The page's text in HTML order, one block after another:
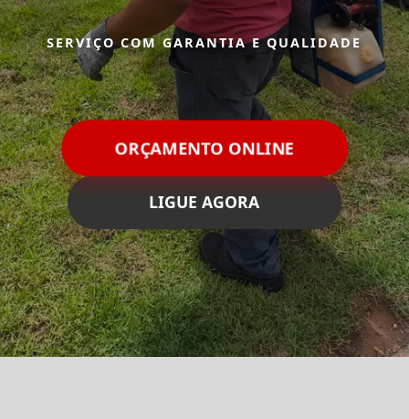
SERVIÇO COM GARANTIA E QUALIDADE
ORÇAMENTO ONLINE
LIGUE AGORA